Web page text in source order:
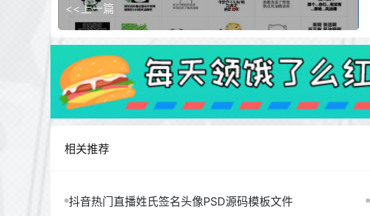
<<上一篇
相关推荐
抖音热门直播姓氏签名头像PSD源码模板文件